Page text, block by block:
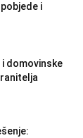
i
i domovinske